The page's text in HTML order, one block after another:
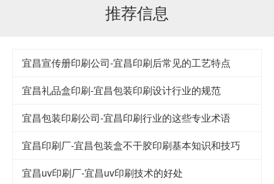
推荐信息
宜昌宣传册印刷公司-宜昌印刷后常见的工艺特点
宜昌礼品盒印刷-宜昌包装印刷设计行业的规范
宜昌包装印刷公司-宜昌印刷行业的这些专业术语
宜昌印刷厂-宜昌包装盒不干胶印刷基本知识和技巧
宜昌uv印刷厂-宜昌uv印刷技术的好处